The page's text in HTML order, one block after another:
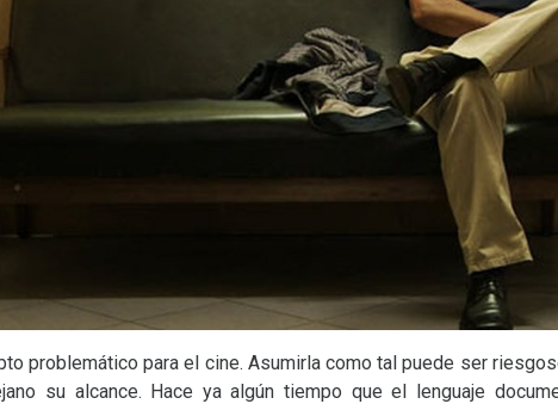
problemático para el cine. Asumirla como tal puede ser
su alcance. Hace ya algún tiempo que el lenguaje